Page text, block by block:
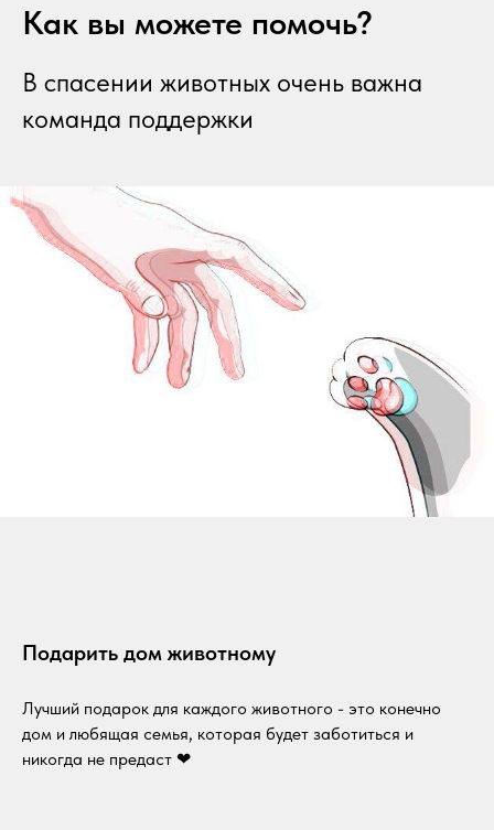
Как вы можете помочь?
В спасении животных очень важна
команда поддержки
Подарить дом животному
Лучший подарок для каждого животного - это конечно
дом и любящая семья, которая будет заботиться и
никогда не предаст ❤